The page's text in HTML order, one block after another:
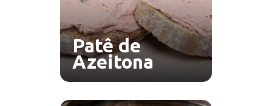
Patê de
Azeitona